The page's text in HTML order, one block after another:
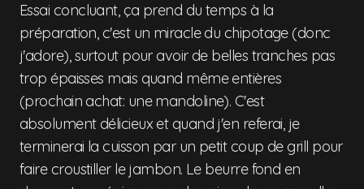
Essai concluant, ça prend du temps à la
préparation, c'est un miracle du chipotage (donc
j'adore), surtout pour avoir de belles tranches pas
trop épaisses mais quand même entières
(prochain achat: une mandoline). C'est
absolument délicieux et quand j'en referai, je
terminerai la cuisson par un petit coup de grill pour
faire croustiller le jambon. Le beurre fond en